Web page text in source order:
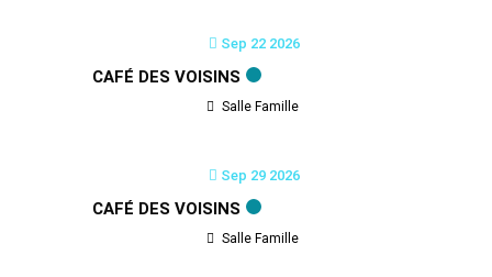
Sep 22 2026
CAFÉ DES VOISINS
Salle Famille
Sep 29 2026
CAFÉ DES VOISINS
Salle Famille